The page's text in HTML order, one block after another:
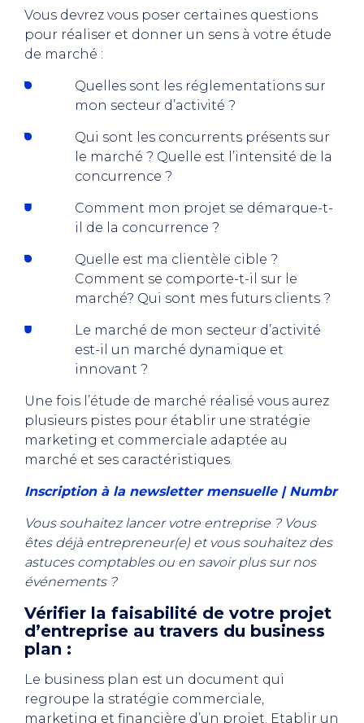
Vous devrez vous poser certaines questions
pour réaliser et donner un sens à votre étude
de marché :
Quelles sont les réglementations sur
mon secteur d’activité ?
Qui sont les concurrents présents sur
le marché ? Quelle est l’intensité de la
concurrence ?
Comment mon projet se démarque-t-
il de la concurrence ?
Quelle est ma clientèle cible ?
Comment se comporte-t-il sur le
marché? Qui sont mes futurs clients ?
Le marché de mon secteur d’activité
est-il un marché dynamique et
innovant ?
Une fois l’étude de marché réalisé vous aurez
plusieurs pistes pour établir une stratégie
marketing et commerciale adaptée au
marché et ses caractéristiques.
Inscription à la newsletter mensuelle | Numbr
Vous souhaitez lancer votre entreprise ? Vous
êtes déjà entrepreneur(e) et vous souhaitez des
astuces comptables ou en savoir plus sur nos
événements ?
Vérifier la faisabilité de votre projet
d’entreprise au travers du business
plan :
Le business plan est un document qui
regroupe la stratégie commerciale,
marketing et financière d’un projet. Etablir un